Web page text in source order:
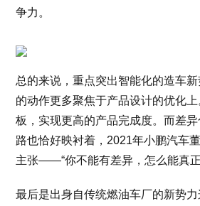
争力。
总的来说，重点突出智能化的造车
的动作更多聚焦于产品设计的优化
板，实现更高的产品完成度。而差
路也恰好映衬着，2021年小鹏汽车
主张——“你不能有差异，怎么能真正
最后是出身自传统燃油车厂的新势